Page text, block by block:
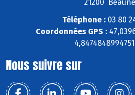
21200 Beaune
Téléphone :03 80
Coordonnées GPS :
Nous suivre sur